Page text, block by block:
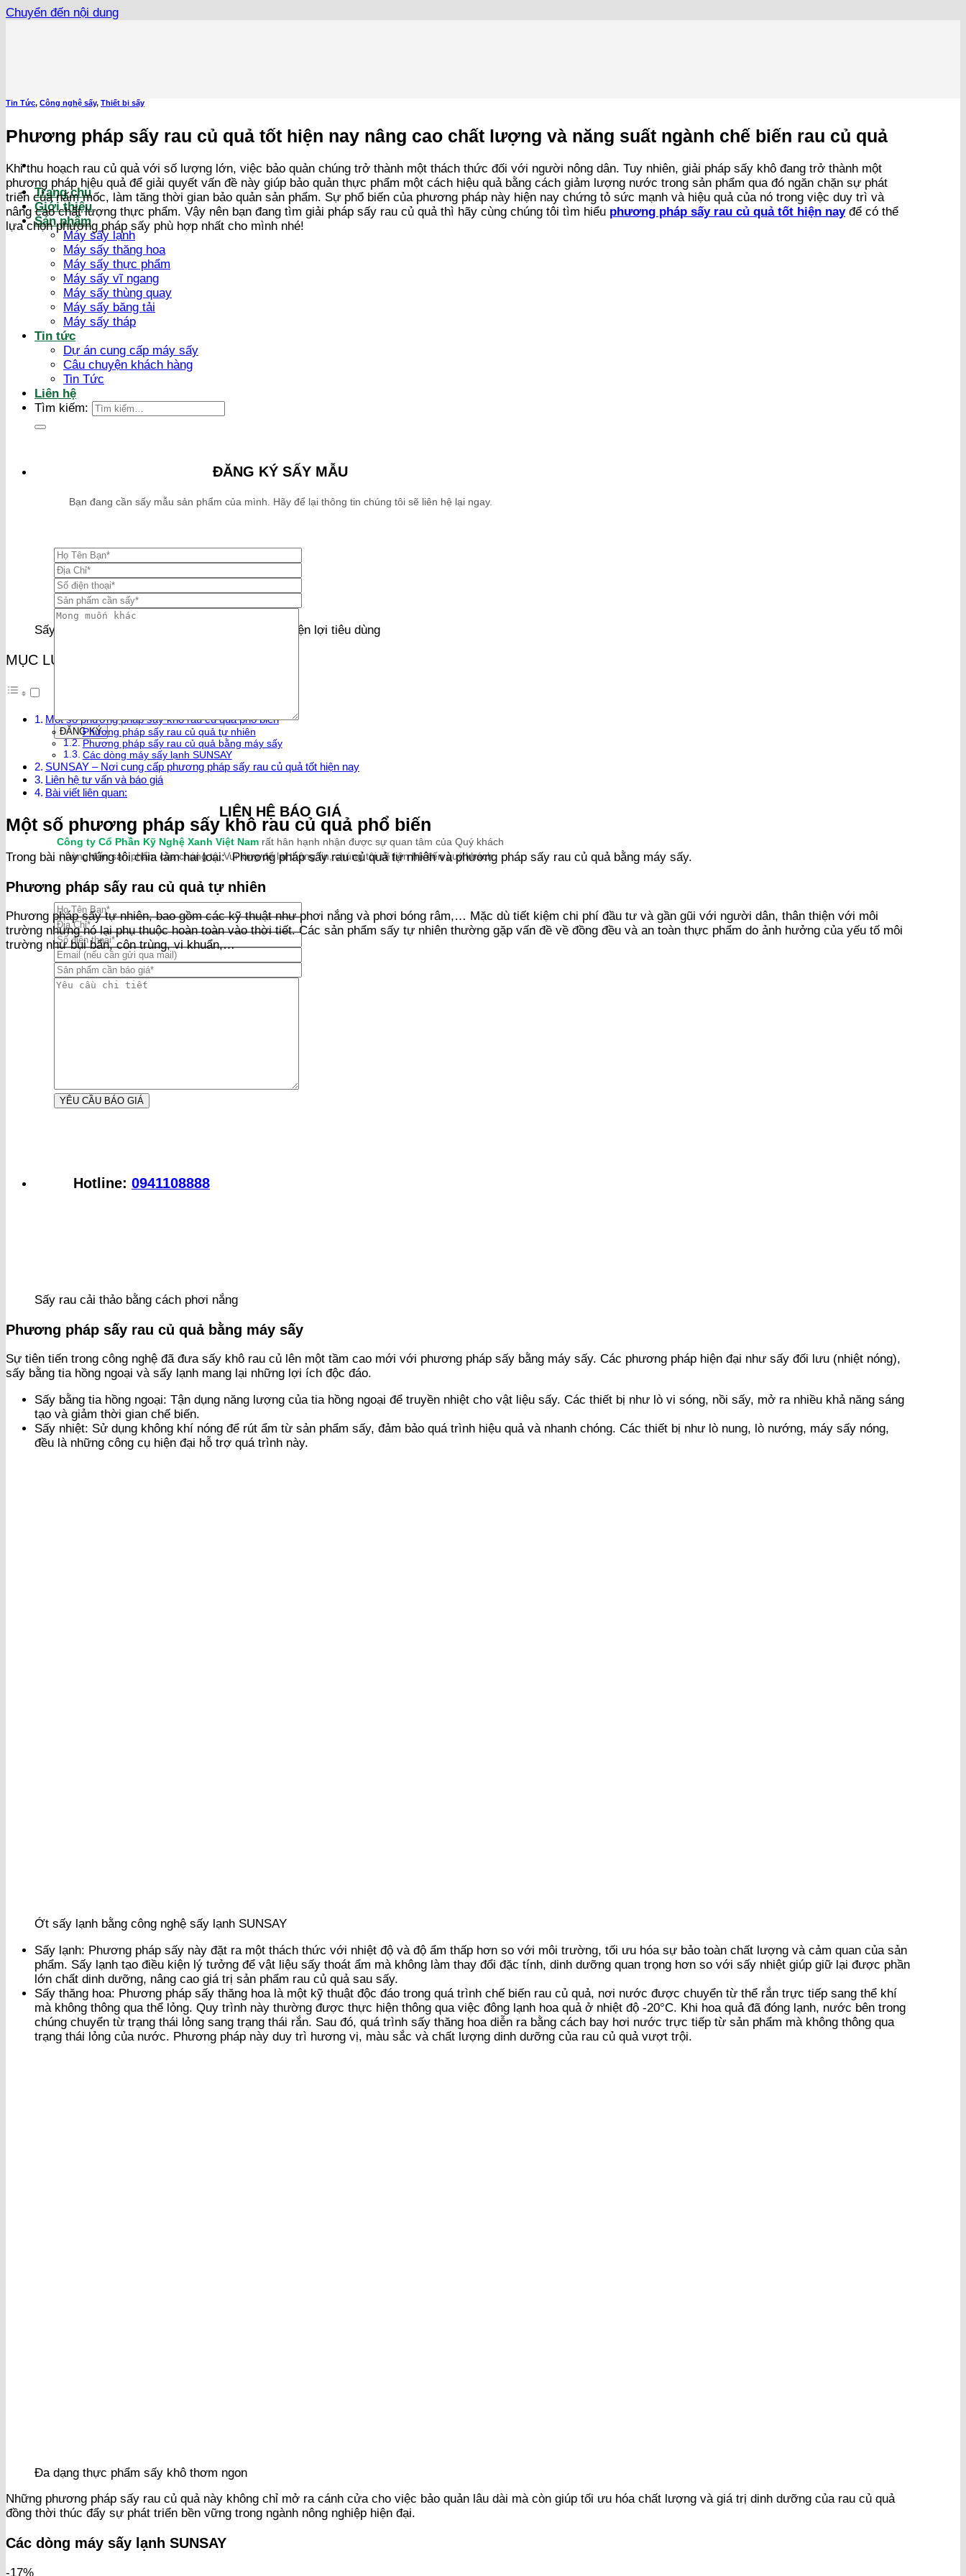
Chuyển đến nội dung
Trang chủ
Giới thiệu
Sản phẩm
Máy sấy lạnh
Máy sấy thăng hoa
Máy sấy thực phẩm
Máy sấy vĩ ngang
Máy sấy thùng quay
Máy sấy băng tải
Máy sấy tháp
Tin tức
Dự án cung cấp máy sấy
Câu chuyện khách hàng
Tin Tức
Liên hệ
Tìm kiếm:
ĐĂNG KÝ SẤY MẪU
Bạn đang cần sấy mẫu sản phẩm của mình. Hãy để lại thông tin chúng tôi sẽ liên hệ lại ngay.
LIÊN HỆ BÁO GIÁ
Công ty Cổ Phần Kỹ Nghệ Xanh Việt Nam rất hân hạnh nhận được sự quan tâm của Quý khách
hàng đến sản phẩm của chúng tôi.Vui lòng để lại thông tin, chúng tôi sẽ liên hệ đến quý khách.
Hotline: 0941108888
Tin Tức, Công nghệ sấy, Thiết bị sấy
Phương pháp sấy rau củ quả tốt hiện nay nâng cao chất lượng và năng suất ngành chế biến rau củ quả
Khi thu hoạch rau củ quả với số lượng lớn, việc bảo quản chúng trở thành một thách thức đối với người nông dân. Tuy nhiên, giải pháp sấy khô đang trở thành một
phương pháp hiệu quả để giải quyết vấn đề này giúp bảo quản thực phẩm một cách hiệu quả bằng cách giảm lượng nước trong sản phẩm qua đó ngăn chặn sự phát
triển của nấm mốc, làm tăng thời gian bảo quản sản phẩm. Sự phổ biến của phương pháp này hiện nay chứng tỏ sức mạnh và hiệu quả của nó trong việc duy trì và
nâng cao chất lượng thực phẩm. Vậy nên bạn đang tìm giải pháp sấy rau củ quả thì hãy cùng chúng tôi tìm hiểu phương pháp sấy rau củ quả tốt hiện nayđể có thể
lựa chọn phương pháp sấy phù hợp nhất cho mình nhé!
Sấy khô rau củ quả kéo dài thơi gian bảo quản, tiện lợi tiêu dùng
MỤC LỤC
Một số phương pháp sấy khô rau củ quả phổ biến
Phương pháp sấy rau củ quả tự nhiên
Phương pháp sấy rau củ quả bằng máy sấy
Các dòng máy sấy lạnh SUNSAY
SUNSAY – Nơi cung cấp phương pháp sấy rau củ quả tốt hiện nay
Liên hệ tư vấn và báo giá
Bài viết liên quan:
Một số phương pháp sấy khô rau củ quả phổ biến
Trong bài này chúng tôi chia làm hai loại: Phương pháp sấy rau củ quả tự nhiên và phương pháp sấy rau củ quả bằng máy sấy.
Phương pháp sấy rau củ quả tự nhiên
Phương pháp sấy tự nhiên, bao gồm các kỹ thuật như phơi nắng và phơi bóng râm,… Mặc dù tiết kiệm chi phí đầu tư và gần gũi với người dân, thân thiện với môi
trường nhưng nó lại phụ thuộc hoàn toàn vào thời tiết. Các sản phẩm sấy tự nhiên thường gặp vấn đề về đồng đều và an toàn thực phẩm do ảnh hưởng của yếu tố môi
trường như bụi bẩn, côn trùng, vi khuẩn,…
Sấy rau cải thảo bằng cách phơi nắng
Phương pháp sấy rau củ quả bằng máy sấy
Sự tiên tiến trong công nghệ đã đưa sấy khô rau củ lên một tầm cao mới với phương pháp sấy bằng máy sấy. Các phương pháp hiện đại như sấy đối lưu (nhiệt nóng),
sấy bằng tia hồng ngoại và sấy lạnh mang lại những lợi ích độc đáo.
Sấy bằng tia hồng ngoại: Tận dụng năng lượng của tia hồng ngoại để truyền nhiệt cho vật liệu sấy. Các thiết bị như lò vi sóng, nồi sấy, mở ra nhiều khả năng sáng
tạo và giảm thời gian chế biến.
Sấy nhiệt: Sử dụng không khí nóng để rút ẩm từ sản phẩm sấy, đảm bảo quá trình hiệu quả và nhanh chóng. Các thiết bị như lò nung, lò nướng, máy sấy nóng,
đều là những công cụ hiện đại hỗ trợ quá trình này.
Ớt sấy lạnh bằng công nghệ sấy lạnh SUNSAY
Sấy lạnh: Phương pháp sấy này đặt ra một thách thức với nhiệt độ và độ ẩm thấp hơn so với môi trường, tối ưu hóa sự bảo toàn chất lượng và cảm quan của sản
phẩm. Sấy lạnh tạo điều kiện lý tưởng để vật liệu sấy thoát ẩm mà không làm thay đổi đặc tính, dinh dưỡng quan trọng hơn so với sấy nhiệt giúp giữ lại được phần
lớn chất dinh dưỡng, nâng cao giá trị sản phẩm rau củ quả sau sấy.
Sấy thăng hoa: Phương pháp sấy thăng hoa là một kỹ thuật độc đáo trong quá trình chế biến rau củ quả, nơi nước được chuyển từ thể rắn trực tiếp sang thể khí
mà không thông qua thể lỏng. Quy trình này thường được thực hiện thông qua việc đông lạnh hoa quả ở nhiệt độ -20°C. Khi hoa quả đã đóng lạnh, nước bên trong
chúng chuyển từ trạng thái lỏng sang trạng thái rắn. Sau đó, quá trình sấy thăng hoa diễn ra bằng cách bay hơi nước trực tiếp từ sản phẩm mà không thông qua
trạng thái lỏng của nước. Phương pháp này duy trì hương vị, màu sắc và chất lượng dinh dưỡng của rau củ quả vượt trội.
Đa dạng thực phẩm sấy khô thơm ngon
Những phương pháp sấy rau củ quả này không chỉ mở ra cánh cửa cho việc bảo quản lâu dài mà còn giúp tối ưu hóa chất lượng và giá trị dinh dưỡng của rau củ quả
đồng thời thúc đẩy sự phát triển bền vững trong ngành nông nghiệp hiện đại.
Các dòng máy sấy lạnh SUNSAY
-17%